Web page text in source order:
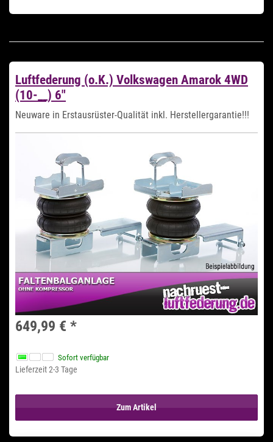
Luftfederung (o.K.) Volkswagen Amarok 4WD
(10-__) 6"
Neuware in Erstausrüster-Qualität inkl. Herstellergarantie!!!
649,99 € *
Sofort verfügbar
Lieferzeit 2-3 Tage
Zum Artikel